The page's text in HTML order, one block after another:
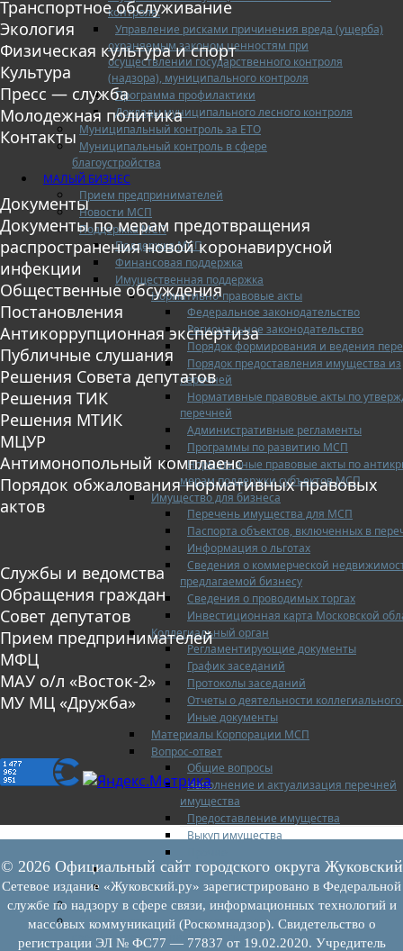
контроля:
Управление рисками причинения вреда (ущерба)
охраняемым законом ценностям при
осуществлении государственного контроля
(надзора), муниципального контроля
Программа профилактики
Доклады муниципального лесного контроля
Муниципальный контроль за ЕТО
Муниципальный контроль в сфере
благоустройства
МАЛЫЙ БИЗНЕС
Прием предпринимателей
Новости МСП
Поддержка МСП
Поддержка МСП
Финансовая поддержка
Имущественная поддержка
Нормативно-правовые акты
Федеральное законодательство
Региональное законодательство
Порядок формирования и ведения
Порядок предоставления имущества из
перечней
Нормативные правовые акты по
перечней
Административные регламенты
Программы по развитию МСП
Нормативные правовые акты по
мерам поддержки субъектов МСП
Имущество для бизнеса
Перечень имущества для МСП
Паспорта объектов, включенных в
Информация о льготах
Сведения о коммерческой
предлагаемой бизнесу
Сведения о проводимых торгах
Инвестиционная карта Московской
Коллегиальный орган
Регламентирующие документы
График заседаний
Протоколы заседаний
Отчеты о деятельности
Иные документы
Материалы Корпорации МСП
Вопрос-ответ
Общие вопросы
Наполнение и актуализация перечней
имущества
Предоставление имущества
Выкуп имущества
Информационная поддержка
Консультационная поддержка
Инфраструктура поддержки
Совет по развитию и поддержке малого и
среднего предпринимательства
Транспортное обслуживание
Экология
Физическая культура и спорт
Культура
Пресс — служба
Молодежная политика
Контакты
Документы
Документы по мерам предотвращения
распространения новой коронавирусной
инфекции
Общественные обсуждения
Постановления
Антикоррупционная экспертиза
Публичные слушания
Решения Совета депутатов
Решения ТИК
Решения МТИК
МЦУР
Антимонопольный комплаенс
Порядок обжалования нормативных правовых
актов
Службы и ведомства
Обращения граждан
Совет депутатов
Прием предпринимателей
МФЦ
МАУ о/л «Восток-2»
МУ МЦ «Дружба»
© 2026 Официальный сайт городского округа Жуковский
Сетевое издание «Жуковский.ру» зарегистрировано в Федеральной
службе по надзору в сфере связи, информационных технологий и
массовых коммуникаций (Роскомнадзор). Свидетельство о
регистрации ЭЛ № ФС77 — 77837 от 19.02.2020. Учредитель